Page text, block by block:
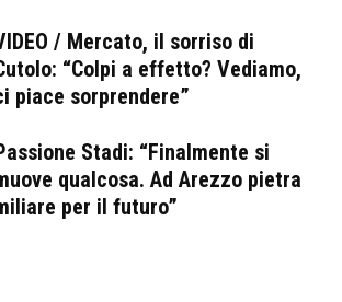
/ Mercato, il sorriso di
“Colpi a effetto? Vediamo,
piace sorprendere”
Stadi: “Finalmente si
qualcosa. Ad Arezzo pietra
per il futuro”